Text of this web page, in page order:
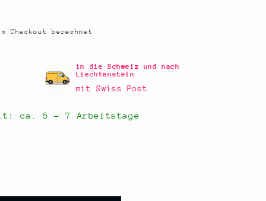
Checkout berechnet
in die Schweiz und nach
Liechtenstein
mit Swiss Post
ca. 5 - 7 Arbeitstage